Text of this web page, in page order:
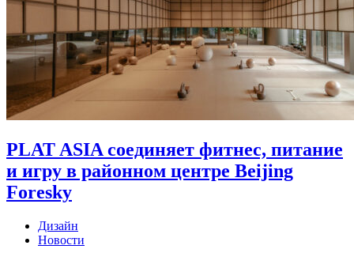
PLAT ASIA соединяет фитнес, питание
и игру в районном центре Beijing
Foresky
Дизайн
Новости